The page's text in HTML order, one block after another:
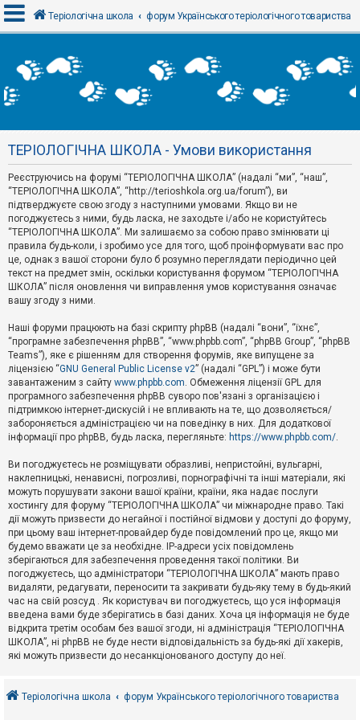
х
і
Р
є
с
т
р
а
ц
я
Т
м
и
б
е
з
в
і
д
п
о
в
д
й
А
к
т
и
в
н
т
е
м
и
о
Теріологічна школа форум Українського теріологічного товариства
ТЕРІОЛОГІЧНА ШКОЛА - Умови використання
Реєструючись на форумі “ТЕРІОЛОГІЧНА ШКОЛА” (надалі “ми”, “наш”,
“ТЕРІОЛОГІЧНА ШКОЛА”, “http://terioshkola.org.ua/forum”), ви
підтверджуєте свою згоду з наступними умовами. Якщо ви не
погоджуєтесь з ними, будь ласка, не заходьте і/або не користуйтесь
“ТЕРІОЛОГІЧНА ШКОЛА”. Ми залишаємо за собою право змінювати ці
правила будь-коли, і зробимо усе для того, щоб проінформувати вас про
це, однак з вашої сторони було б розумно переглядати періодично цей
текст на предмет змін, оскільки користування форумом “ТЕРІОЛОГІЧНА
ШКОЛА” після оновлення чи виправлення умов користування означає
вашу згоду з ними.
Наші форуми працюють на базі скрипту phpBB (надалі “вони”, “їхнє”,
“програмне забезпечення phpBB”, “www.phpbb.com”, “phpBB Group”, “phpBB
Teams”), яке є рішенням для створення форумів, яке випущене за
ліцензією “GNU General Public License v2” (надалі “GPL”) і може бути
завантаженим з сайту www.phpbb.com. Обмеження ліцензії GPL для
програмного забезпечення phpBB суворо пов'язані з організацією і
підтримкою інтернет-дискусій і не впливають на те, що дозволяється/
забороняється адміністрацією чи на поведінку в них. Для додаткової
інформації про phpBB, будь ласка, перегляньте: https://www.phpbb.com/.
Ви погоджуєтесь не розміщувати образливі, непристойні, вульгарні,
наклепницькі, ненависні, погрозливі, порнографічні та інші матеріали, які
можуть порушувати закони вашої країни, країни, яка надає послуги
хостингу для форуму “ТЕРІОЛОГІЧНА ШКОЛА” чи міжнародне право. Такі
дії можуть призвести до негайної і постійної відмови у доступі до форуму,
при цьому ваш інтернет-провайдер буде повідомлений про це, якщо ми
будемо вважати це за необхідне. IP-адреси усіх повідомлень
зберігаються для забезпечення проведення такої політики. Ви
погоджуєтесь, що адміністратори “ТЕРІОЛОГІЧНА ШКОЛА” мають право
видаляти, редагувати, переносити та закривати будь-яку тему в будь-який
час на свій розсуд . Як користувач ви погоджуєтесь, що уся інформація
введена вами буде зберігатись в базі даних. Хоча ця інформація не буде
відкрита третім особам без вашої згоди, ні адміністрація “ТЕРІОЛОГІЧНА
ШКОЛА”, ні phpBB не буде нести відповідальність за будь-які дії хакерів,
які можуть призвести до несанкціонованого доступу до неї.
Теріологічна школа форум Українського теріологічного товариства